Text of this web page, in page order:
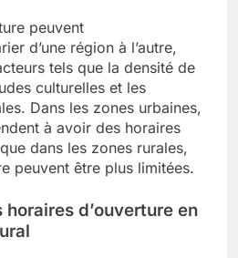
peuvent
d’une région à l’autre,
tels que la densité de
culturelles et les
Dans les zones urbaines,
à avoir des horaires
dans les zones rurales,
peuvent être plus limitées.
d’ouverture en